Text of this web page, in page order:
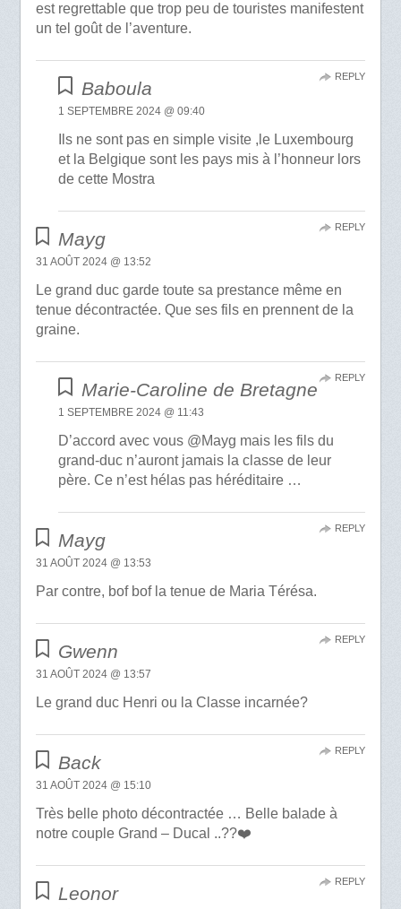
est regrettable que trop peu de touristes manifestent
un tel goût de l’aventure.
Baboula
1 SEPTEMBRE 2024 @ 09:40
Ils ne sont pas en simple visite ,le Luxembourg
et la Belgique sont les pays mis à l’honneur lors
de cette Mostra
REPLY
Mayg
31 AOÛT 2024 @ 13:52
Le grand duc garde toute sa prestance même en
tenue décontractée. Que ses fils en prennent de la
graine.
REPLY
Marie-Caroline de Bretagne
1 SEPTEMBRE 2024 @ 11:43
D’accord avec vous @Mayg mais les fils du
grand-duc n’auront jamais la classe de leur
père. Ce n’est hélas pas héréditaire …
REPLY
Mayg
31 AOÛT 2024 @ 13:53
Par contre, bof bof la tenue de Maria Térésa.
REPLY
Gwenn
31 AOÛT 2024 @ 13:57
Le grand duc Henri ou la Classe incarnée?
REPLY
Back
31 AOÛT 2024 @ 15:10
Très belle photo décontractée … Belle balade à
notre couple Grand – Ducal ..??❤️
REPLY
Leonor
REPLY